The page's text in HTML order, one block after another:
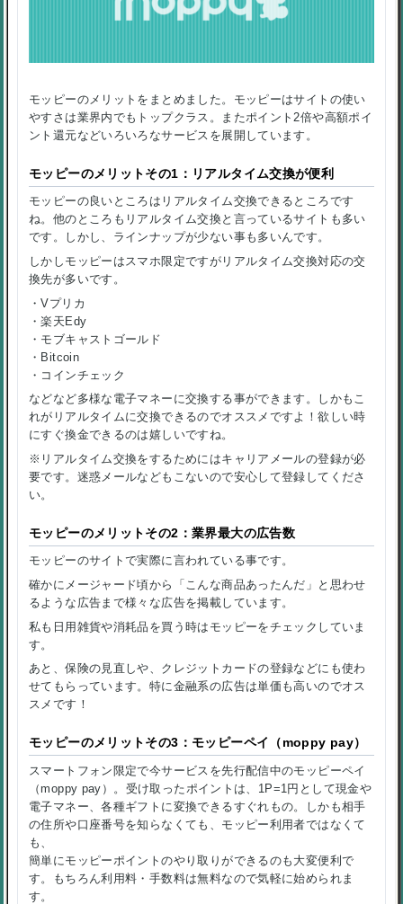
モッピーのメリットをまとめました。モッピーはサイトの使い
やすさは業界内でもトップクラス。またポイント2倍や高額ポイ
ント還元などいろいろなサービスを展開しています。
モッピーのメリットその1：リアルタイム交換が便利
モッピーの良いところはリアルタイム交換できるところです
ね。他のところもリアルタイム交換と言っているサイトも多い
です。しかし、ラインナップが少ない事も多いんです。
しかしモッピーはスマホ限定ですがリアルタイム交換対応の交
換先が多いです。
・Vプリカ
・楽天Edy
・モブキャストゴールド
・Bitcoin
・コインチェック
などなど多様な電子マネーに交換する事ができます。しかもこ
れがリアルタイムに交換できるのでオススメですよ！欲しい時
にすぐ換金できるのは嬉しいですね。
※リアルタイム交換をするためにはキャリアメールの登録が必
要です。迷惑メールなどもこないので安心して登録してくださ
い。
モッピーのメリットその2：業界最大の広告数
モッピーのサイトで実際に言われている事です。
確かにメージャード頃から「こんな商品あったんだ」と思わせ
るような広告まで様々な広告を掲載しています。
私も日用雑貨や消耗品を買う時はモッピーをチェックしていま
す。
あと、保険の見直しや、クレジットカードの登録などにも使わ
せてもらっています。特に金融系の広告は単価も高いのでオス
スメです！
モッピーのメリットその3：モッピーペイ（moppy pay）
スマートフォン限定で今サービスを先行配信中のモッピーペイ
（moppy pay）。受け取ったポイントは、1P=1円として現金や
電子マネー、各種ギフトに変換できるすぐれもの。しかも相手
の住所や口座番号を知らなくても、モッピー利用者ではなくて
も、
簡単にモッピーポイントのやり取りができるのも大変便利で
す。もちろん利用料・手数料は無料なので気軽に始められま
す。